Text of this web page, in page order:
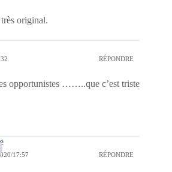
original.
RÉPONDRE
opportunistes ……..que c’est triste
17:57 RÉPONDRE